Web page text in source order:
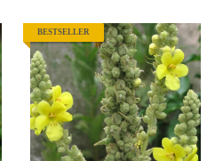
BESTSELLER